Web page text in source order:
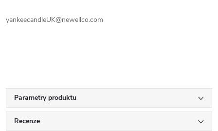
yankeecandleUK@newellco.com
Parametry produktu
Recenze